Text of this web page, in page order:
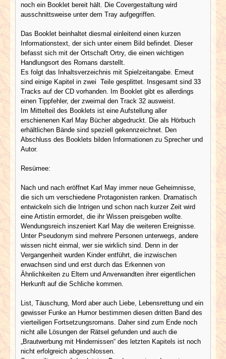
noch ein Booklet bereit hält. Die Covergestaltung wird
ausschnittsweise unter dem Tray aufgegriffen.
Das Booklet beinhaltet diesmal einleitend einen kurzen
Informationstext, der sich unter einem Bild befindet. Dieser
befasst sich mit der Ortschaft Ortry, die einen wichtigen
Handlungsort des Romans darstellt.
Es folgt das Inhaltsverzeichnis mit Spielzeitangabe. Erneut
sind einige Kapitel in zwei Teile gesplittet. Insgesamt sind 33
Tracks auf der CD vorhanden. Im Booklet gibt es allerdings
einen Tippfehler, der zweimal den Track 32 ausweist.
Im Mittelteil des Booklets ist eine Aufstellung aller
erschienenen Karl May Bücher abgedruckt. Die als Hörbuch
erhältlichen Bände sind speziell gekennzeichnet. Den
Abschluss des Booklets bilden Informationen zu Sprecher und
Autor.
Resümee:
Nach und nach eröffnet Karl May immer neue Geheimnisse,
die sich um verschiedene Protagonisten ranken. Dramatisch
entwickeln sich die Intrigen und schon nach kurzer Zeit wird
eine Artistin ermordet, die ihr Wissen preisgeben wollte.
Wendungsreich inszeniert Karl May die weiteren Ereignisse.
Unter Pseudonym sind mehrere Personen unterwegs, andere
wissen nicht einmal, wer sie wirklich sind. Denn in der
Vergangenheit wurden Kinder entführt, die inzwischen
erwachsen sind und erst durch das Erkennen von
Ähnlichkeiten zu Eltern und Anverwandten ihrer eigentlichen
Herkunft auf die Schliche kommen.
List, Täuschung, Mord aber auch Liebe, Lebensrettung und ein
gewisser Funke an Humor bestimmen diesen dritten Band des
vierteiligen Fortsetzungsromans. Daher sind zum Ende noch
nicht alle Lösungen der Rätsel gefunden und auch die
„Brautwerbung mit Hindernissen“ des letzten Kapitels ist noch
nicht erfolgreich abgeschlossen.